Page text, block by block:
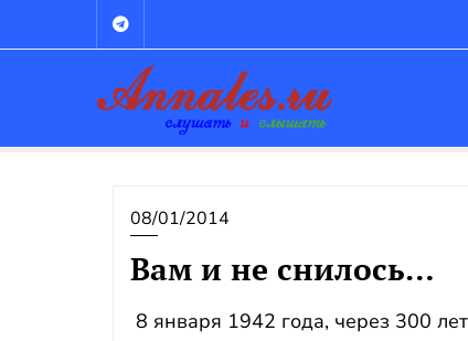
к
содержимому
08/01/2014
Вам и не снилось…
8 января 1942 года, через 300